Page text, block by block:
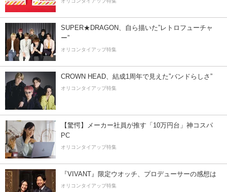
SUPER★DRAGON、自ら描いた”レトロフューチャ
ー”
オリコンタイアップ特集
CROWN HEAD、結成1周年で見えた”バンドらしさ”
オリコンタイアップ特集
【驚愕】メーカー社員が推す「10万円台」神コスパ
PC
オリコンタイアップ特集
『VIVANT』限定ウオッチ、プロデューサーの感想は
オリコンタイアップ特集